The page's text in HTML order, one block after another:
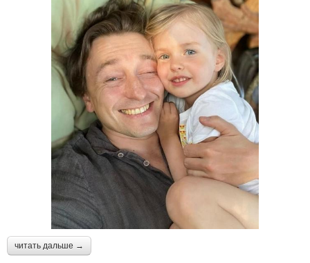
читать дальше →